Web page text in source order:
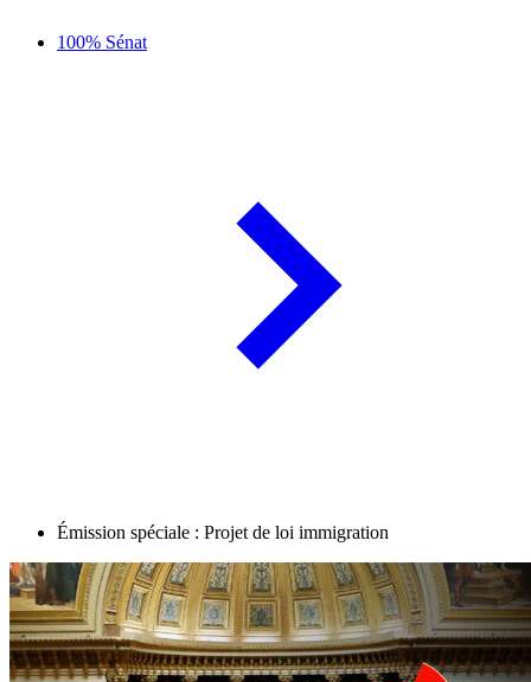
100% Sénat
Émission spéciale : Projet de loi immigration